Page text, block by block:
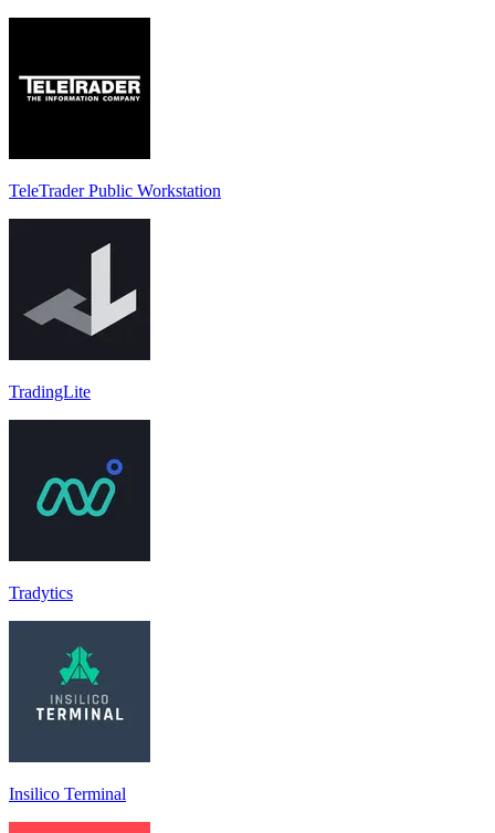
TeleTrader Public Workstation
TradingLite
Tradytics
Insilico Terminal